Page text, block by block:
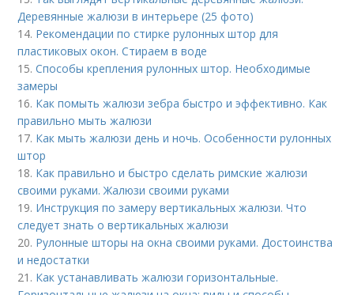
Деревянные жалюзи в интерьере (25 фото)
14. Рекомендации по стирке рулонных штор для
пластиковых окон. Стираем в воде
15.Способы крепления рулонных штор. Необходимые
замеры
16. Как помыть жалюзи зебра быстро и эффективно. Как
правильно мыть жалюзи
17. Как мыть жалюзи день и ночь. Особенности рулонных
штор
18. Как правильно и быстро сделать римские жалюзи
своими руками. Жалюзи своими руками
19. Инструкция по замеру вертикальных жалюзи. Что
следует знать о вертикальных жалюзи
20. Рулонные шторы на окна своими руками. Достоинства
и недостатки
21. Как устанавливать жалюзи горизонтальные.